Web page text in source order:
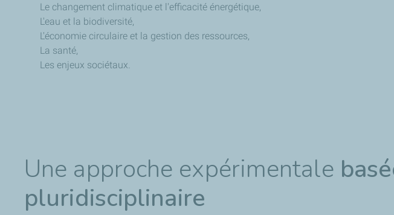
Le changement climatique et l'efficacité énergétique,
L'eau et la biodiversité,
L'économie circulaire et la gestion des ressources,
La santé,
Les enjeux sociétaux.
Une approche expérimentale
pluridisciplinaire